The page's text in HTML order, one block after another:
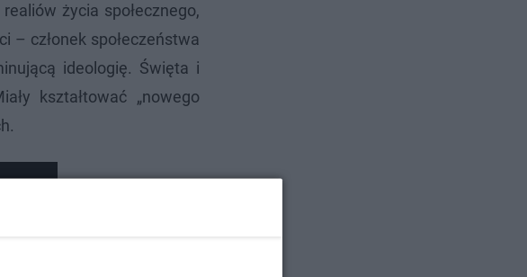
życia społecznego,
– członek społeczeństwa
ideologię. Święta i
kształtować „nowego